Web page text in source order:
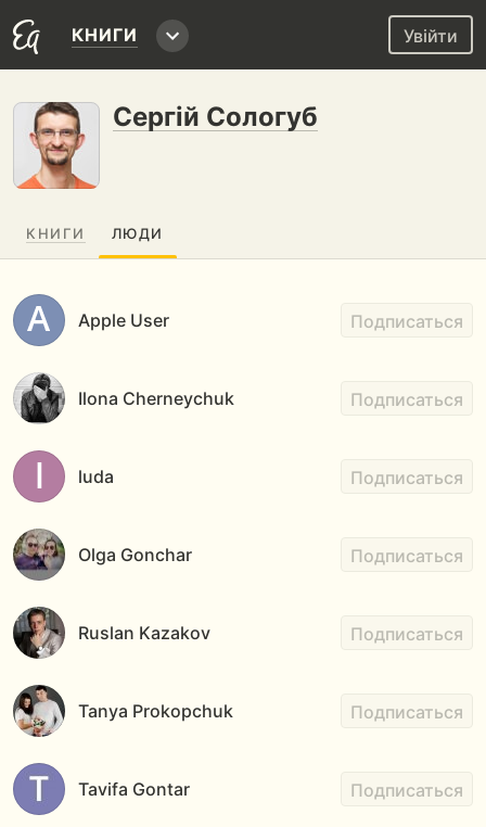
КНИГИ Увійти
Сергій Сологуб
КНИГИ ЛЮДИ
Apple User Подписаться
Ilona Cherneychuk Подписаться
luda Подписаться
Olga Gonchar Подписаться
Ruslan Kazakov Подписаться
Tanya Prokopchuk Подписаться
Tavifa Gontar Подписаться